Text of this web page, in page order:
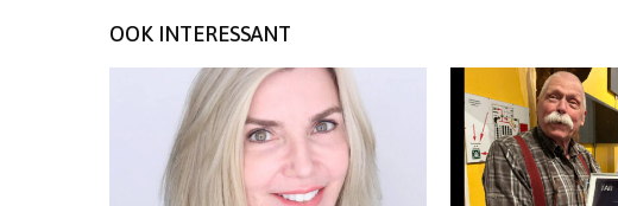
OOK INTERESSANT